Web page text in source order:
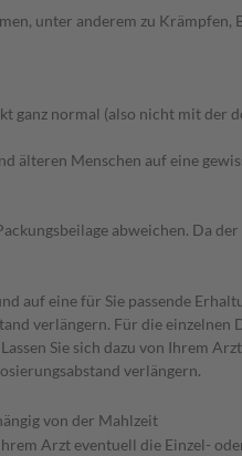
unter anderem zu
ganz normal (also nicht mit der
älteren Menschen auf eine
abweichen. Da
auf eine für Sie passende
verlängern. Für die
Sie sich dazu von Ihrem
verlängern.
von der Mahlzeit
Arzt eventuell die Einzel-